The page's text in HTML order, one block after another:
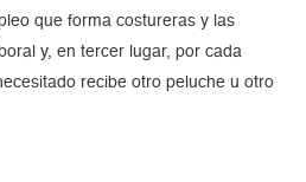
que forma costureras y las
y, en tercer lugar, por cada
recibe otro peluche u otro